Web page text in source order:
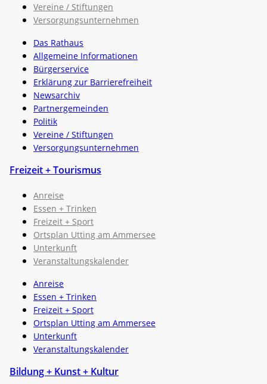
Vereine / Stiftungen
Versorgungsunternehmen
Das Rathaus
Allgemeine Informationen
Bürgerservice
Erklärung zur Barrierefreiheit
Newsarchiv
Partnergemeinden
Politik
Vereine / Stiftungen
Versorgungsunternehmen
Freizeit + Tourismus
Anreise
Essen + Trinken
Freizeit + Sport
Ortsplan Utting am Ammersee
Unterkunft
Veranstaltungskalender
Anreise
Essen + Trinken
Freizeit + Sport
Ortsplan Utting am Ammersee
Unterkunft
Veranstaltungskalender
Bildung + Kunst + Kultur